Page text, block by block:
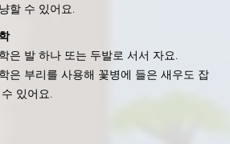
할 수 있어요.
은 발 하나 또는 두발로 서서 자요.
은 부리를 사용해 꽃병에 들은 새우도 잡
있어요.